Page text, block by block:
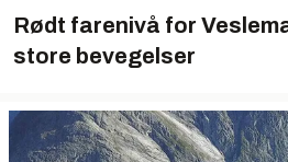
Rødt farenivå for
store bevegelser